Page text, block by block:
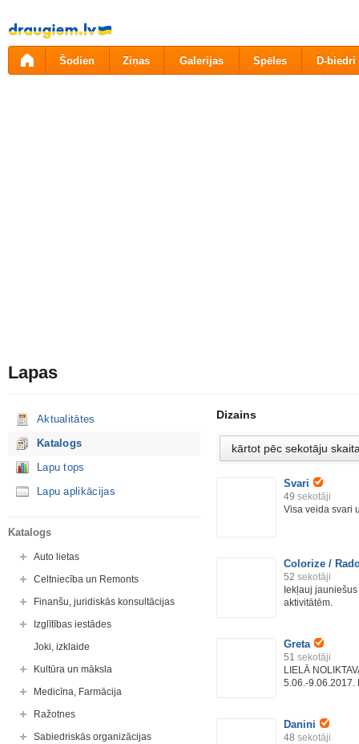
Pāriet
uz
saturu
Šodien Ziņas Galerijas Spēles D-biedri
Lapas
Aktualitātes
Katalogs
Lapu tops
Lapu aplikācijas
Katalogs
Auto lietas
Celtniecība un Remonts
Finanšu, juridiskās konsultācijas
Izglītības iestādes
Joki, izklaide
Kultūra un māksla
Medicīna, Farmācija
Ražotnes
Sabiedriskās organizācijas
Dizains
Svari
49 sekotāji
Visa veida svari
Colorize /
52 sekotāji
Iekļauj
aktivitātēm.
Greta
51 sekotāji
LIELĀ
5.06.-9.06.2017.
Danini
48 sekotāji